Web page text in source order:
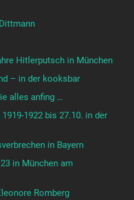
Hitlerputsch in München
– in der kooksbar
alles anfing …
1922 bis 27.10. in der
in Bayern
in München am
Romberg